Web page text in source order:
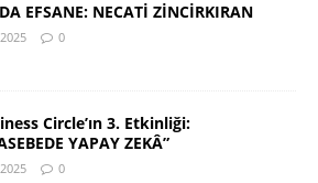
EFSANE: NECATİ ZİNCİRKIRAN
0
Circle’ın 3. Etkinliği:
YAPAY ZEKÂ”
0